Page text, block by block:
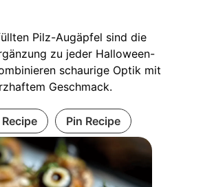
Pilz-Augäpfel sind die
zu jeder Halloween-
schaurige Optik mit
Geschmack.
Pin Recipe